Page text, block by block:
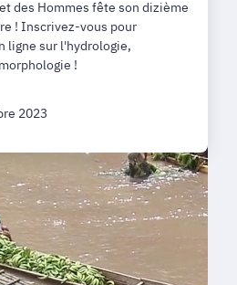
des Hommes fête son dizième
! Inscrivez-vous pour
ligne sur l'hydrologie,
!
2023